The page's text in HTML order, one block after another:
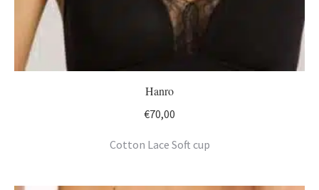
Hanro
€70,00
Cotton Lace Soft cup